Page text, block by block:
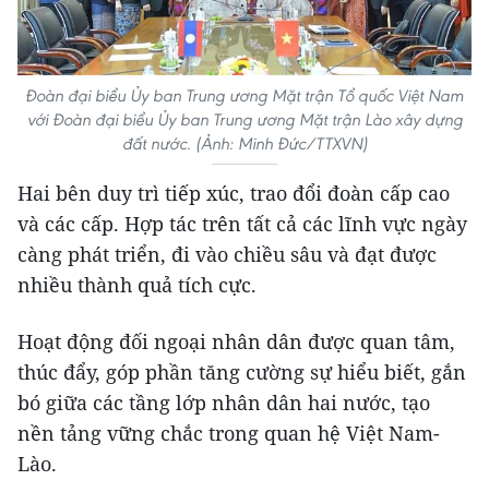
Đoàn đại biểu Ủy ban Trung ương Mặt trận Tổ quốc Việt Nam
với Đoàn đại biểu Ủy ban Trung ương Mặt trận Lào xây dựng
đất nước. (Ảnh: Minh Đức/TTXVN)
Hai bên duy trì tiếp xúc, trao đổi đoàn cấp cao
và các cấp. Hợp tác trên tất cả các lĩnh vực ngày
càng phát triển, đi vào chiều sâu và đạt được
nhiều thành quả tích cực.
Hoạt động đối ngoại nhân dân được quan tâm,
thúc đẩy, góp phần tăng cường sự hiểu biết, gắn
bó giữa các tầng lớp nhân dân hai nước, tạo
nền tảng vững chắc trong quan hệ Việt Nam-
Lào.